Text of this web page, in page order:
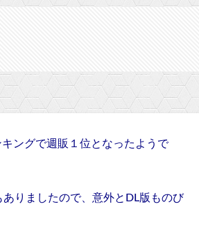
ングで週販１位となったようで
りましたので、意外とDL版ものび